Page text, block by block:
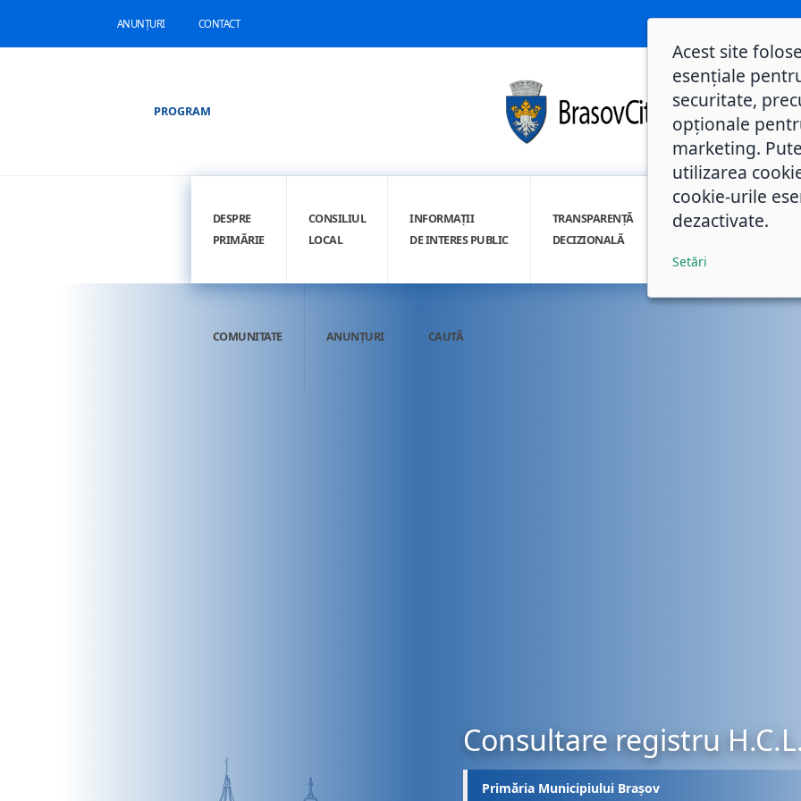
ANUNȚURI CONTACT
PROGRAM
DESPRE
PRIMĂRIE
CONSILIUL
LOCAL
INFORMAȚII
DE INTERES PUBLIC
TRANSPARENȚĂ
DECIZIONALĂ
INTEGRITATE
COMUNITATE ANUNȚURI CAUTĂ
Consultare registru
Primăria Municipiului Brașov
Acest site
esențiale
securitate,
opționale
marketing.
utilizarea
cookie-urile
dezactivate.
Setări